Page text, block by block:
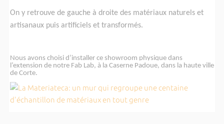
On y retrouve de gauche à droite des matériaux naturels et
artisanaux puis artificiels et transformés.
Nous avons choisi d’installer ce showroom physique dans
l’extension de notre Fab Lab, à la Caserne Padoue, dans la haute ville
de Corte.